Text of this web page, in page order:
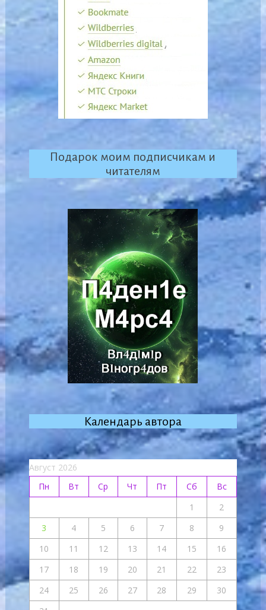
Подарок моим подписчикам и
читателям
Календарь автора
Август 2026
Пн
Вт Ср Чт Пт Сб
Вс
1
2
3
4 5 6 7 8
9
10
11 12 13 14 15
16
17
18 19 20 21 22
23
24
25 26 27 28 29
30